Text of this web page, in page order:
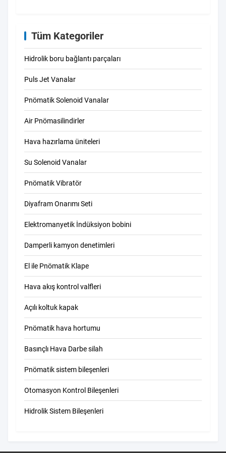
Tüm Kategoriler
Hidrolik boru bağlantı parçaları
Puls Jet Vanalar
Pnömatik Solenoid Vanalar
Air Pnömasilindirler
Hava hazırlama üniteleri
Su Solenoid Vanalar
Pnömatik Vibratör
Diyafram Onarımı Seti
Elektromanyetik İndüksiyon bobini
Damperli kamyon denetimleri
El ile Pnömatik Klape
Hava akış kontrol valfleri
Açılı koltuk kapak
Pnömatik hava hortumu
Basınçlı Hava Darbe silah
Pnömatik sistem bileşenleri
Otomasyon Kontrol Bileşenleri
Hidrolik Sistem Bileşenleri